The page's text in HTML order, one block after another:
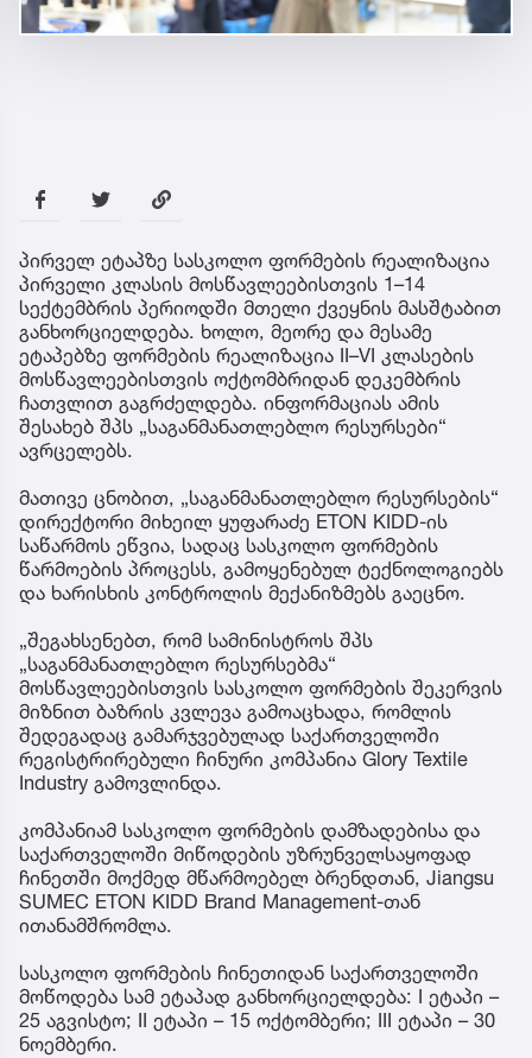
პირველ ეტაპზე სასკოლო ფორმების რეალიზაცია
პირველი კლასის მოსწავლეებისთვის 1–14
სექტემბრის პერიოდში მთელი ქვეყნის მასშტაბით
განხორციელდება. ხოლო, მეორე და მესამე
ეტაპებზე ფორმების რეალიზაცია II–VI კლასების
მოსწავლეებისთვის ოქტომბრიდან დეკემბრის
ჩათვლით გაგრძელდება. ინფორმაციას ამის
შესახებ შპს „საგანმანათლებლო რესურსები“
ავრცელებს.
მათივე ცნობით, „საგანმანათლებლო რესურსების“
დირექტორი მიხეილ ყუფარაძე ETON KIDD-ის
საწარმოს ეწვია, სადაც სასკოლო ფორმების
წარმოების პროცესს, გამოყენებულ ტექნოლოგიებს
და ხარისხის კონტროლის მექანიზმებს გაეცნო.
„შეგახსენებთ, რომ სამინისტროს შპს
„საგანმანათლებლო რესურსებმა“
მოსწავლეებისთვის სასკოლო ფორმების შეკერვის
მიზნით ბაზრის კვლევა გამოაცხადა, რომლის
შედეგადაც გამარჯვებულად საქართველოში
რეგისტრირებული ჩინური კომპანია Glory Textile
Industry გამოვლინდა.
კომპანიამ სასკოლო ფორმების დამზადებისა და
საქართველოში მიწოდების უზრუნველსაყოფად
ჩინეთში მოქმედ მწარმოებელ ბრენდთან, Jiangsu
SUMEC ETON KIDD Brand Management-თან
ითანამშრომლა.
სასკოლო ფორმების ჩინეთიდან საქართველოში
მოწოდება სამ ეტაპად განხორციელდება: I ეტაპი –
25 აგვისტო; II ეტაპი – 15 ოქტომბერი; III ეტაპი – 30
ნოემბერი.